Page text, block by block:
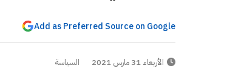
Add as Preferred Source on Google
الأربعاء 31 مارس 2021 السياسة